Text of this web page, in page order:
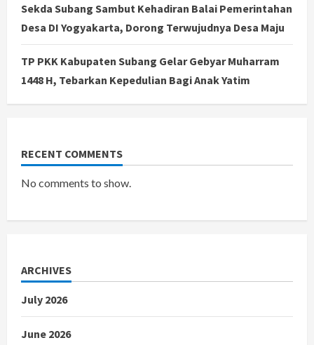
Sekda Subang Sambut Kehadiran Balai Pemerintahan
Desa DI Yogyakarta, Dorong Terwujudnya Desa Maju
TP PKK Kabupaten Subang Gelar Gebyar Muharram
1448 H, Tebarkan Kepedulian Bagi Anak Yatim
RECENT COMMENTS
No comments to show.
ARCHIVES
July 2026
June 2026